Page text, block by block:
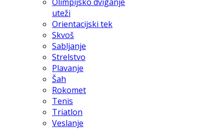
uteži
Orientacijski tek
Skvoš
Sabljanje
Strelstvo
Plavanje
Šah
Rokomet
Tenis
Triatlon
Veslanje